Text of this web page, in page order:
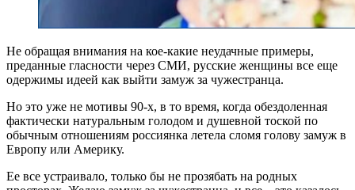
Не обращая внимания на кое-какие неудачные примеры,
преданные гласности через СМИ, русские женщины все еще
одержимы идеей как выйти замуж за чужестранца.
Но это уже не мотивы 90-х, в то время, когда обездоленная
фактически натуральным голодом и душевной тоской по
обычным отношениям россиянка летела сломя голову замуж в
Европу или Америку.
Ее все устраивало, только бы не прозябать на родных